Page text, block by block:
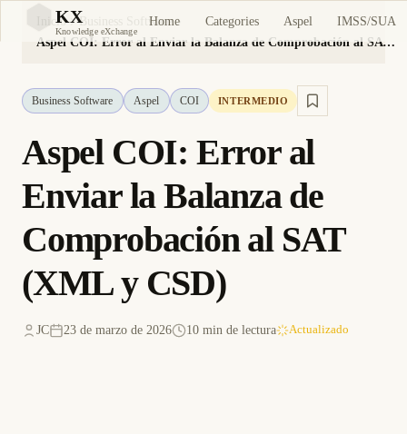
KX
Knowledge eXchange
Home Categories Aspel IMSS/SUA
Inicio
Business Software
Aspel COI: Error al Enviar la Balanza de Comprobación al SAT (XML y CSD)
Business Software Aspel COI INTERMEDIO
Aspel COI: Error al
Enviar la Balanza de
Comprobación al SAT
(XML y CSD)
JC 23 de marzo de 2026 10 min de lectura Actualizado